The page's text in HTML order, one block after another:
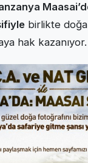
birlikte
hak kazanıyor.